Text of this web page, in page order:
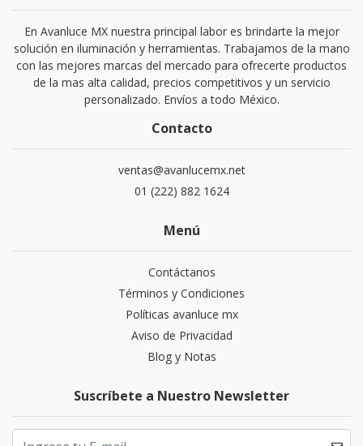
En Avanluce MX nuestra principal labor es brindarte la mejor
solución en iluminación y herramientas. Trabajamos de la mano
con las mejores marcas del mercado para ofrecerte productos
de la mas alta calidad, precios competitivos y un servicio
personalizado. Envíos a todo México.
Contacto
ventas@avanlucemx.net
01 (222) 882 1624
Menú
Contáctanos
Términos y Condiciones
Políticas avanluce mx
Aviso de Privacidad
Blog y Notas
Suscríbete a Nuestro Newsletter